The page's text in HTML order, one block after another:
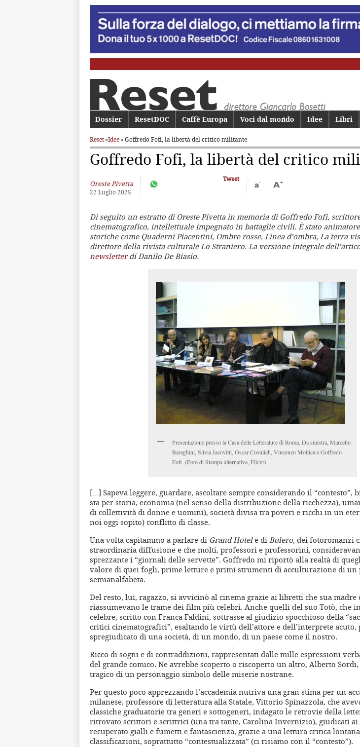
Menu principale
Vai al contenuto principale
Vai al contenuto secondario
Dossier ResetDOC Caffè Europa Voci dal mondo Idee Libri
Reset»Idee» Goffredo Fofi, la libertà del critico militante
Goffredo Fofi, la libertà del critico
Oreste Pivetta
22 Luglio 2025
Tweet
a- A+
Di seguito un estratto di Oreste Pivetta in memoria di Goffredo Fofi,
cinematografico, intellettuale impegnato in battaglie civili. È stato
storiche come Quaderni Piacentini, Ombre rosse, Linea d’ombra, La terra
direttore della rivista culturale Lo Straniero. La versione integrale
newsletterdi Danilo De Biasio.
Presentazione presso la Casa delle Letterature di Roma. Da sinistra, Marcello
Baraghini, Silvia Jacovitti, Oscar Cosulich, Vincenzo Mollica e Goffredo
Fofi. (Foto di Stampa alternativa, Flickr)
[…] Sapeva leggere, guardare, ascoltare sempre considerando il “contesto”,
sta per storia, economia (nel senso della distribuzione della ricchezza),
di collettività di donne e uomini), società divisa tra poveri e ricchi in un
noi oggi sopito) conflitto di classe.
Una volta capitammo a parlare di Grand Hotele di Bolero, dei fotoromanzi
straordinaria diffusione e che molti, professori e professorini,
sprezzante i “giornali delle servette”. Goffredo mi riportò alla realtà di
valore di quei fogli, prime letture e primi strumenti di acculturazione di un
semianalfabeta.
Del resto, lui, ragazzo, si avvicinò al cinema grazie ai libretti che sua madre
riassumevano le trame dei film più celebri. Anche quelli del suo Totò, che
celebre, scritto con Franca Faldini, sottrasse al giudizio spocchioso della
critici cinematografici”, esaltando le virtù dell’attore e dell’interprete acuto,
spregiudicato di una società, di un mondo, di un paese come il nostro.
Ricco di sogni e di contraddizioni, rappresentati dalle mille espressioni
del grande comico. Ne avrebbe scoperto o riscoperto un altro, Alberto
tragico di un personaggio simbolo delle miserie nostrane.
Per questo poco apprezzando l’accademia nutriva una gran stima per un
milanese, professore di letteratura alla Statale, Vittorio Spinazzola, che
classiche graduatorie tra generi e sottogeneri, indagato le retrovie della
ritrovato scrittori e scrittrici (una tra tante, Carolina Invernizio), giudicati
recuperato gialli e fumetti e fantascienza, grazie a una lettura critica
classificazioni, soprattutto “contestualizzata” (ci risiamo con il “contesto”).